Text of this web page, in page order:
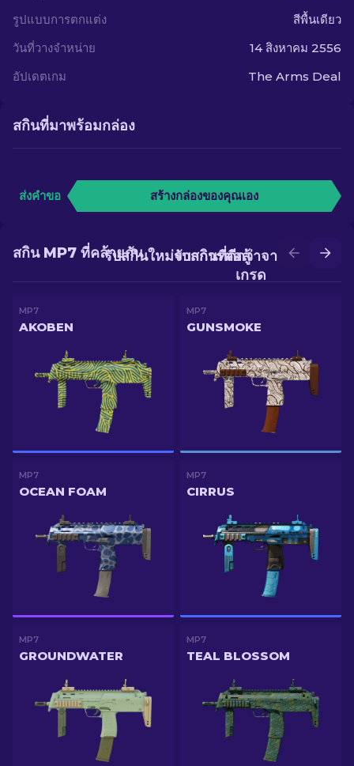
รูปแบบการตกแต่ง
สีพื้นเดียว
วันที่วางจำหน่าย
14 สิงหาคม 2556
อัปเดตเกม
The Arms Deal
สกินที่มาพร้อมกล่อง
ส่งคำขอ สร้างกล่องของคุณเอง
รับสกินที่ดีกว่าจากการอัป
เกรด
รับสกินใหม่จากการต่อสู้
สกิน MP7 ที่คล้ายกัน
MP7
AKOBEN
MP7
GUNSMOKE
MP7
OCEAN FOAM
MP7
CIRRUS
MP7
GROUNDWATER
MP7
TEAL BLOSSOM